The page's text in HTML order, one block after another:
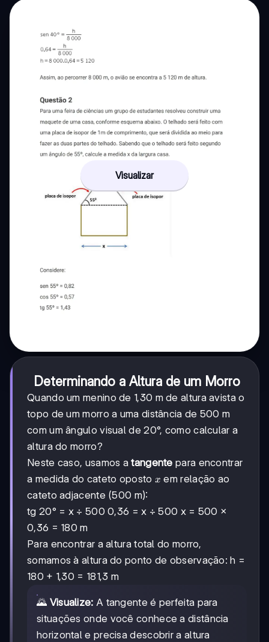
Visualizar
Determinando a Altura de um Morro
Quando um menino de 1,30 m de altura avista o
topo de um morro a uma distância de 500 m
com um ângulo visual de 20°, como calcular a
altura do morro?
Neste caso, usamos atangente para encontrar
a medida do cateto oposto x
x em relação ao
cateto adjacente (500 m):
tg 20° = x ÷ 500 0,36 = x ÷ 500 x = 500 ×
0,36 = 180 m
Para encontrar a altura total do morro,
somamos à altura do ponto de observação: h =
180 + 1,30 = 181,3 m
🌄 Visualize: A tangente é perfeita para
situações onde você conhece a distância
horizontal e precisa descobrir a altura